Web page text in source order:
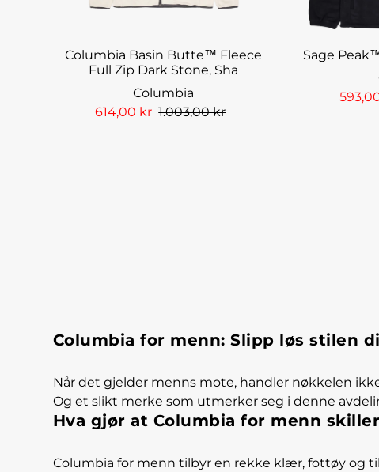
Columbia Basin Butte™ Fleece
Full Zip Dark Stone, Sha
Columbia
614,00 kr 1.003,00 kr
Sage
Columbia for menn: Slipp løs stilen
Når det gjelder menns mote, handler nøkkelen
Og et slikt merke som utmerker seg i denne
Hva gjør at Columbia for menn
Columbia for menn tilbyr en rekke klær, fottøy og